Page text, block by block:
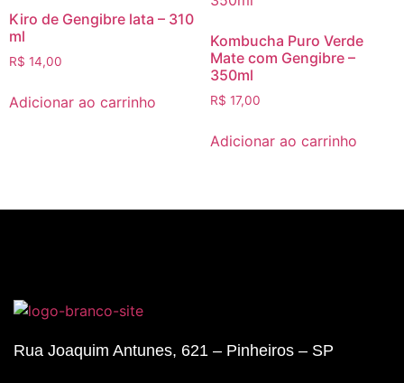
Kiro de Gengibre lata – 310
ml
R$ 14,00
Adicionar ao carrinho
Kombucha Puro Verde
Mate com Gengibre –
350ml
R$ 17,00
Adicionar ao carrinho
Rua Joaquim Antunes, 621 – Pinheiros – SP